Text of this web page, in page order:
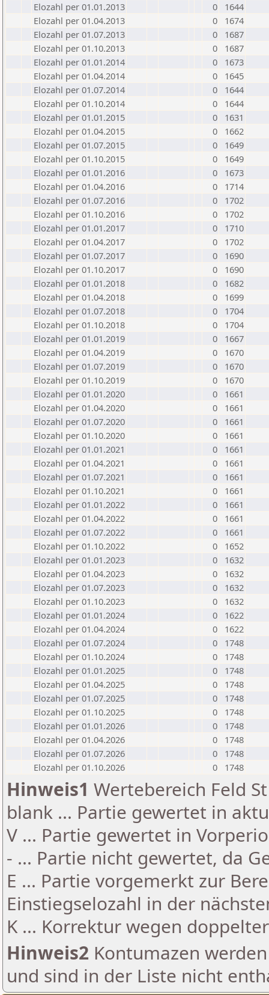
Elozahl per 01.01.2013
0
1644
Elozahl per 01.04.2013
0
1674
Elozahl per 01.07.2013
0
1687
Elozahl per 01.10.2013
0
1687
Elozahl per 01.01.2014
0
1673
Elozahl per 01.04.2014
0
1645
Elozahl per 01.07.2014
0
1644
Elozahl per 01.10.2014
0
1644
Elozahl per 01.01.2015
0
1631
Elozahl per 01.04.2015
0
1662
Elozahl per 01.07.2015
0
1649
Elozahl per 01.10.2015
0
1649
Elozahl per 01.01.2016
0
1673
Elozahl per 01.04.2016
0
1714
Elozahl per 01.07.2016
0
1702
Elozahl per 01.10.2016
0
1702
Elozahl per 01.01.2017
0
1710
Elozahl per 01.04.2017
0
1702
Elozahl per 01.07.2017
0
1690
Elozahl per 01.10.2017
0
1690
Elozahl per 01.01.2018
0
1682
Elozahl per 01.04.2018
0
1699
Elozahl per 01.07.2018
0
1704
Elozahl per 01.10.2018
0
1704
Elozahl per 01.01.2019
0
1667
Elozahl per 01.04.2019
0
1670
Elozahl per 01.07.2019
0
1670
Elozahl per 01.10.2019
0
1670
Elozahl per 01.01.2020
0
1661
Elozahl per 01.04.2020
0
1661
Elozahl per 01.07.2020
0
1661
Elozahl per 01.10.2020
0
1661
Elozahl per 01.01.2021
0
1661
Elozahl per 01.04.2021
0
1661
Elozahl per 01.07.2021
0
1661
Elozahl per 01.10.2021
0
1661
Elozahl per 01.01.2022
0
1661
Elozahl per 01.04.2022
0
1661
Elozahl per 01.07.2022
0
1661
Elozahl per 01.10.2022
0
1652
Elozahl per 01.01.2023
0
1632
Elozahl per 01.04.2023
0
1632
Elozahl per 01.07.2023
0
1632
Elozahl per 01.10.2023
0
1632
Elozahl per 01.01.2024
0
1622
Elozahl per 01.04.2024
0
1622
Elozahl per 01.07.2024
0
1748
Elozahl per 01.10.2024
0
1748
Elozahl per 01.01.2025
0
1748
Elozahl per 01.04.2025
0
1748
Elozahl per 01.07.2025
0
1748
Elozahl per 01.10.2025
0
1748
Elozahl per 01.01.2026
0
1748
Elozahl per 01.04.2026
0
1748
Elozahl per 01.07.2026
0
1748
Elozahl per 01.10.2026
0 1748
Hinweis1 Wertebereich Feld
blank ... Partie gewertet in
V ... Partie gewertet in
- ... Partie nicht gewertet, da
E ... Partie vorgemerkt zur
Einstiegselozahl in der
K ... Korrektur wegen
Hinweis2 Kontumazen
und sind in der Liste nicht